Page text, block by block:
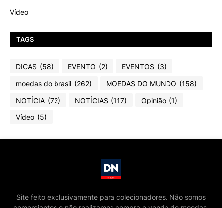
Vídeo
TAGS
DICAS (58) EVENTO (2) EVENTOS (3)
moedas do brasil (262) MOEDAS DO MUNDO (158)
NOTÍCIA (72) NOTÍCIAS (117) Opinião (1)
Vídeo (5)
Site feito exclusivamente para colecionadores. Não somos